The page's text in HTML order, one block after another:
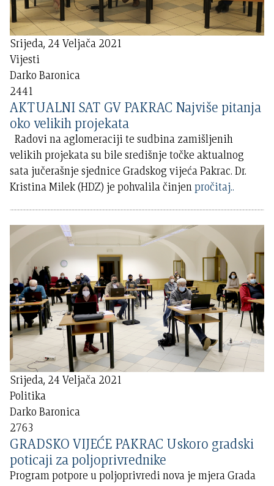
Srijeda, 24 Veljača 2021
Vijesti
Darko Baronica
2441
AKTUALNI SAT GV PAKRAC Najviše pitanja
oko velikih projekata
Radovi na aglomeraciji te sudbina zamišljenih
velikih projekata su bile središnje točke aktualnog
sata jučerašnje sjednice Gradskog vijeća Pakrac. Dr.
Kristina Milek (HDZ) je pohvalila činjenpročitaj..
Srijeda, 24 Veljača 2021
Politika
Darko Baronica
2763
GRADSKO VIJEĆE PAKRAC Uskoro gradski
poticaji za poljoprivrednike
Program potpore u poljoprivredi nova je mjera Grada